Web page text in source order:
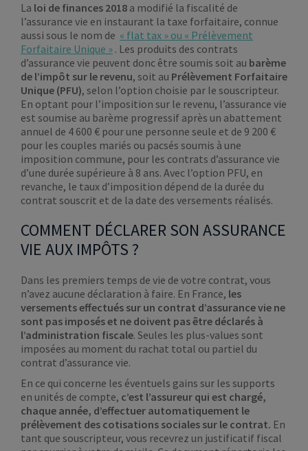
La loi de finances 2018 a modifié la fiscalité de
l’assurance vie en instaurant la taxe forfaitaire, connue
aussi sous le nom de « flat tax » ou « Prélèvement
Forfaitaire Unique » . Les produits des contrats
d’assurance vie peuvent donc être soumis soit au barème
de l’impôt sur le revenu, soit au Prélèvement Forfaitaire
Unique (PFU), selon l’option choisie par le souscripteur.
En optant pour l’imposition sur le revenu, l’assurance vie
est soumise au barème progressif après un abattement
annuel de 4 600 € pour une personne seule et de 9 200 €
pour les couples mariés ou pacsés soumis à une
imposition commune, pour les contrats d’assurance vie
d’une durée supérieure à 8 ans. Avec l’option PFU, en
revanche, le taux d’imposition dépend de la durée du
contrat souscrit et de la date des versements réalisés.
COMMENT DÉCLARER SON ASSURANCE
VIE AUX IMPÔTS ?
Dans les premiers temps de vie de votre contrat, vous
n’avez aucune déclaration à faire. En France, les
versements effectués sur un contrat d’assurance vie ne
sont pas imposés et ne doivent pas être déclarés à
l’administration fiscale. Seules les plus-values sont
imposées au moment du rachat total ou partiel du
contrat d’assurance vie.
En ce qui concerne les éventuels gains sur les supports
en unités de compte, c’est l’assureur qui est chargé,
chaque année, d’effectuer automatiquement le
prélèvement des cotisations sociales sur le contrat. En
tant que souscripteur, vous recevrez un justificatif fiscal